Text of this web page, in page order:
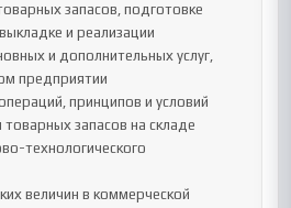
запасов, подготовке
и реализации
и дополнительных услуг,
предприятии
принципов и условий
запасов на складе
технологического
величин в коммерческой